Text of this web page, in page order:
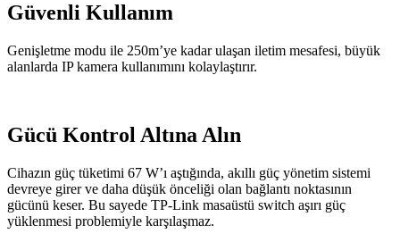
Güvenli Kullanım
Genişletme modu ile 250m’ye kadar ulaşan iletim mesafesi, büyük
alanlarda IP kamera kullanımını kolaylaştırır.
Gücü Kontrol Altına Alın
Cihazın güç tüketimi 67 W’ı aştığında, akıllı güç yönetim sistemi
devreye girer ve daha düşük önceliği olan bağlantı noktasının
gücünü keser. Bu sayede TP-Link masaüstü switch aşırı güç
yüklenmesi problemiyle karşılaşmaz.